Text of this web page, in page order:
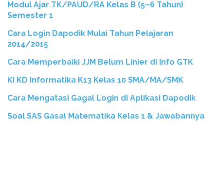
Modul Ajar TK/PAUD/RA Kelas B (5–6 Tahun)
Semester 1
Cara Login Dapodik Mulai Tahun Pelajaran
2014/2015
Cara Memperbaiki JJM Belum Linier di Info GTK
KI KD Informatika K13 Kelas 10 SMA/MA/SMK
Cara Mengatasi Gagal Login di Aplikasi Dapodik
Soal SAS Gasal Matematika Kelas 1 & Jawabannya